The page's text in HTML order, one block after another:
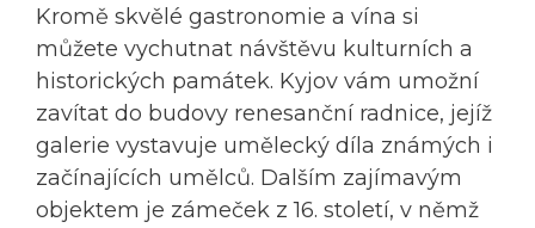
Kromě skvělé gastronomie a vína si
můžete vychutnat návštěvu kulturních a
historických památek. Kyjov vám umožní
zavítat do budovy renesanční radnice, jejíž
galerie vystavuje umělecký díla známých i
začínajících umělců. Dalším zajímavým
objektem je zámeček z 16. století, v němž